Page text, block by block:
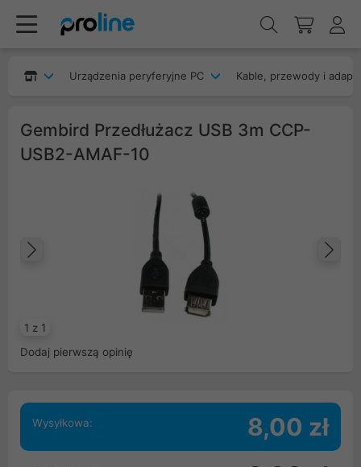
Urządzenia peryferyjne PC Kable, przewody i
Gembird Przedłużacz USB 3m CCP-
USB2-AMAF-10
1 z 1
Poprzedni
Dodaj pierwszą opinię
Wysyłkowa: 8,00 zł